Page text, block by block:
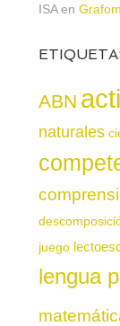
ISAen
ABN
naturales
juego
lengua